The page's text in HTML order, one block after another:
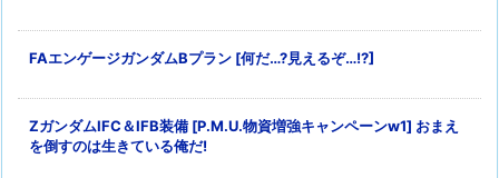
FAエンゲージガンダムBプラン [何だ…?見えるぞ…!?]
ZガンダムIFC＆IFB装備 [P.M.U.物資増強キャンペーンw1] おまえ
を倒すのは生きている俺だ!